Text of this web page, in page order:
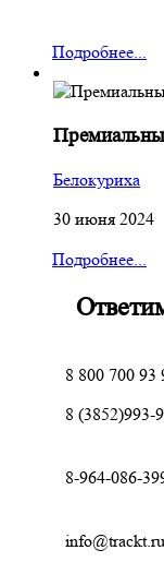
Подробнее...
Белокуриха
30 июня 2024
Подробнее...
8 800 700 93
8 (3852)993-
8-964-086-
info@trackt.ru